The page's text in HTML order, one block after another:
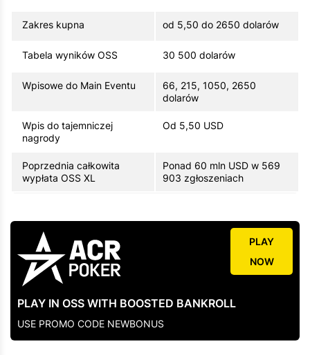
Zakres kupna od 5,50 do 2650 dolarów
Tabela wyników OSS 30 500 dolarów
Wpisowe do Main Eventu
66, 215, 1050, 2650
dolarów
Wpis do tajemniczej
nagrody
Od 5,50 USD
Poprzednia całkowita
wypłata OSS XL
Ponad 60 mln USD w 569
903 zgłoszeniach
PLAY IN OSS WITH BOOSTED BANKROLL
USE PROMO CODE NEWBONUS
PLAY
NOW